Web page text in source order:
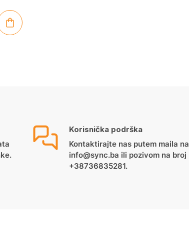
Korisnička podrška
Kontaktirajte nas putem maila na
info@sync.ba ili pozivom na broj
+38736835281.